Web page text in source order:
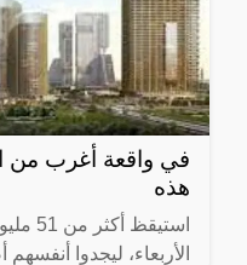
في واقعة أغرب من
هذه
الأربعاء، ليجدوا